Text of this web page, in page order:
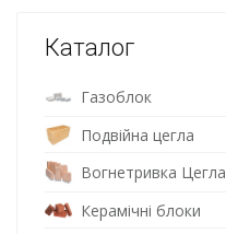
Каталог
Газоблок
Подвійна цегла
Вогнетривка Цегла
Керамічні блоки